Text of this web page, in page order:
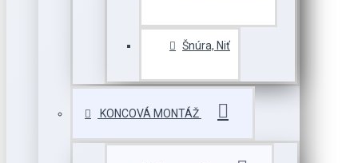
Šnúra, Niť
KONCOVÁ MONTÁŽ